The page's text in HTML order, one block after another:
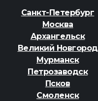
Санкт-Петербург
Москва
Архангельск
Великий Новгород
Мурманск
Петрозаводск
Псков
Смоленск